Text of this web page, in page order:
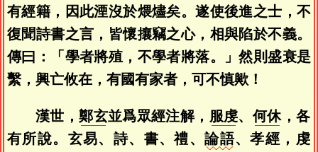
有經籍，因此湮沒於煨燼矣。遂使後進之士，不
復聞詩書之言，皆懷攘竊之心，相與陷於不義。
傳曰：「學者將殖，不學者將落。」然則盛衰是
繫，興亡攸在，有國有家者，可不慎歟！
漢世，鄭玄並爲眾經注解， 服虔、何休，各
有所說。玄易、詩、書、禮、論語、孝經，虔